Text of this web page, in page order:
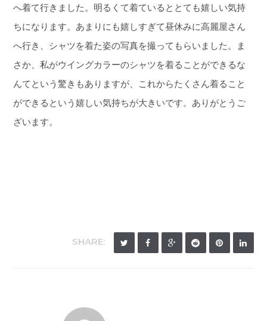
へ着て行きました。明るくて着ているととても嬉しい気持
ちになります。あまりにも嬉しすぎて昼休みに高麗屋さん
へ行き、シャツを着た姿の写真を撮ってもらいました。ま
さか、私がウイングカラーのシャツを着ることができるな
んてという驚きもありますが、これからたくさん着ること
ができるという嬉しい気持ちが大きいです。ありがとうご
ざいます。
SHARE: